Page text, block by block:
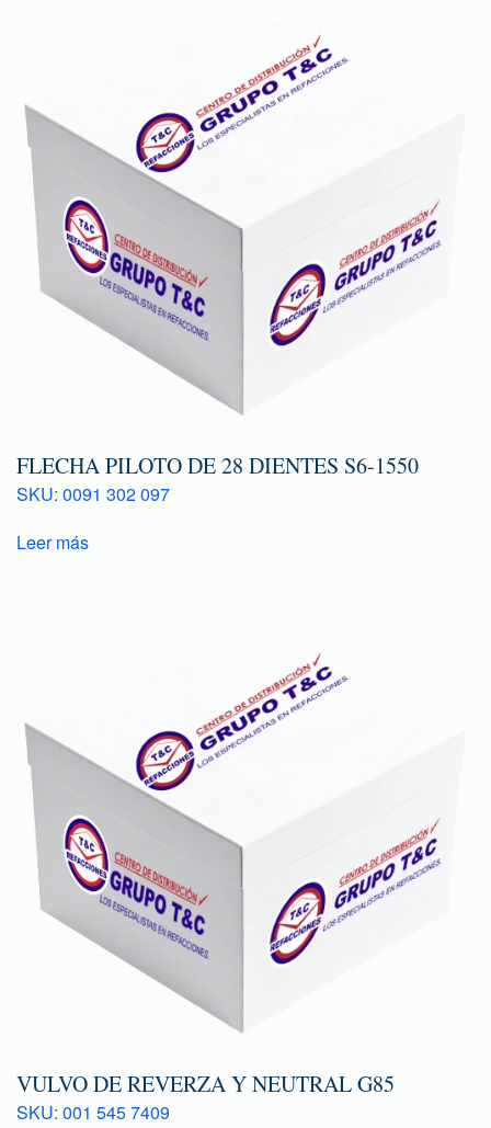
FLECHA PILOTO DE 28 DIENTES S6-1550
SKU: 0091 302 097
Leer más
VULVO DE REVERZA Y NEUTRAL G85
SKU: 001 545 7409